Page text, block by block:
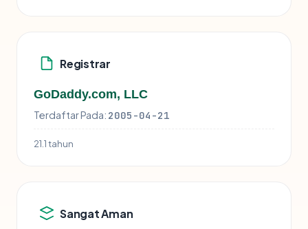
Registrar
GoDaddy.com, LLC
Terdaftar Pada: 2005-04-21
21.1 tahun
Sangat Aman